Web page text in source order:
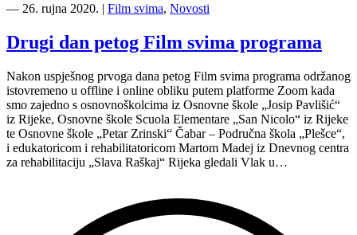
― 26. rujna 2020. | Film svima, Novosti
Drugi dan petog Film svima programa
Nakon uspješnog prvoga dana petog Film svima programa održanog
istovremeno u offline i online obliku putem platforme Zoom kada
smo zajedno s osnovnoškolcima iz Osnovne škole „Josip Pavlišić“
iz Rijeke, Osnovne škole Scuola Elementare „San Nicolo“ iz Rijeke
te Osnovne škole „Petar Zrinski“ Čabar – Područna škola „Plešce“,
i edukatoricom i rehabilitatoricom Martom Madej iz Dnevnog centra
za rehabilitaciju „Slava Raškaj“ Rijeka gledali Vlak u…